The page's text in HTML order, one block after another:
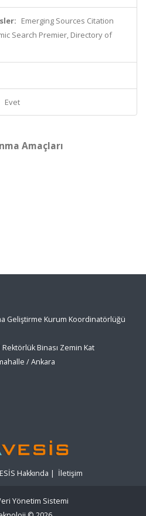
Emerging Sources Citation
Search Premier, Directory of
Evet
Amaçları
Geliştirme Kurum Koordinatörlüğü
Binası Zemin Kat
/ Ankara
Hakkında | İletişim
Yönetim Sistemi